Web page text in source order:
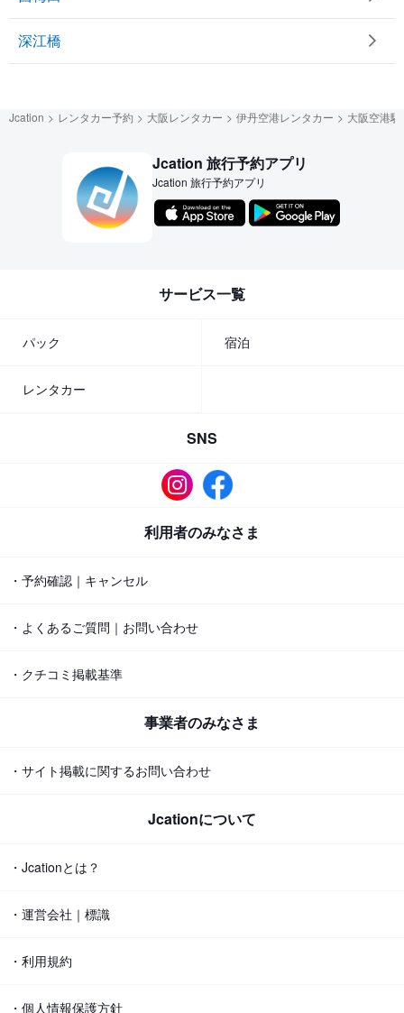
深江橋
Jcation レンタカー予約 大阪レンタカー 伊丹空港レンタカー 大阪空港
Jcation 旅行予約アプリ
Jcation 旅行予約アプリ
サービス一覧
パック 宿泊
レンタカー
SNS
利用者のみなさま
・予約確認｜キャンセル
・よくあるご質問｜お問い合わせ
・クチコミ掲載基準
事業者のみなさま
・サイト掲載に関するお問い合わせ
Jcationについて
・Jcationとは？
・運営会社｜標識
・利用規約
・個人情報保護方針